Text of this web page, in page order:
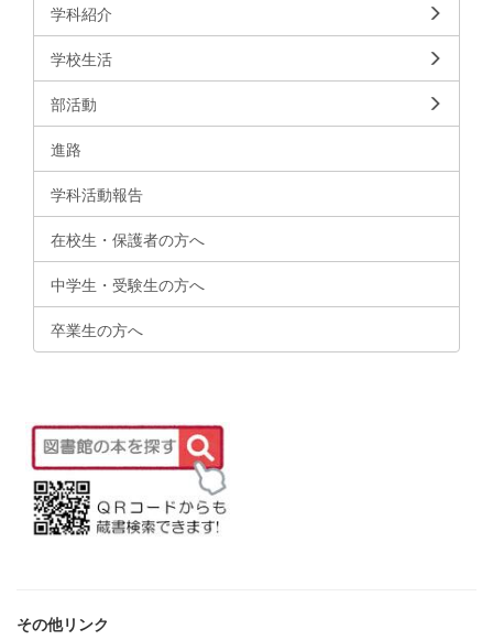
学科紹介
学校生活
部活動
進路
学科活動報告
在校生・保護者の方へ
中学生・受験生の方へ
卒業生の方へ
その他リンク